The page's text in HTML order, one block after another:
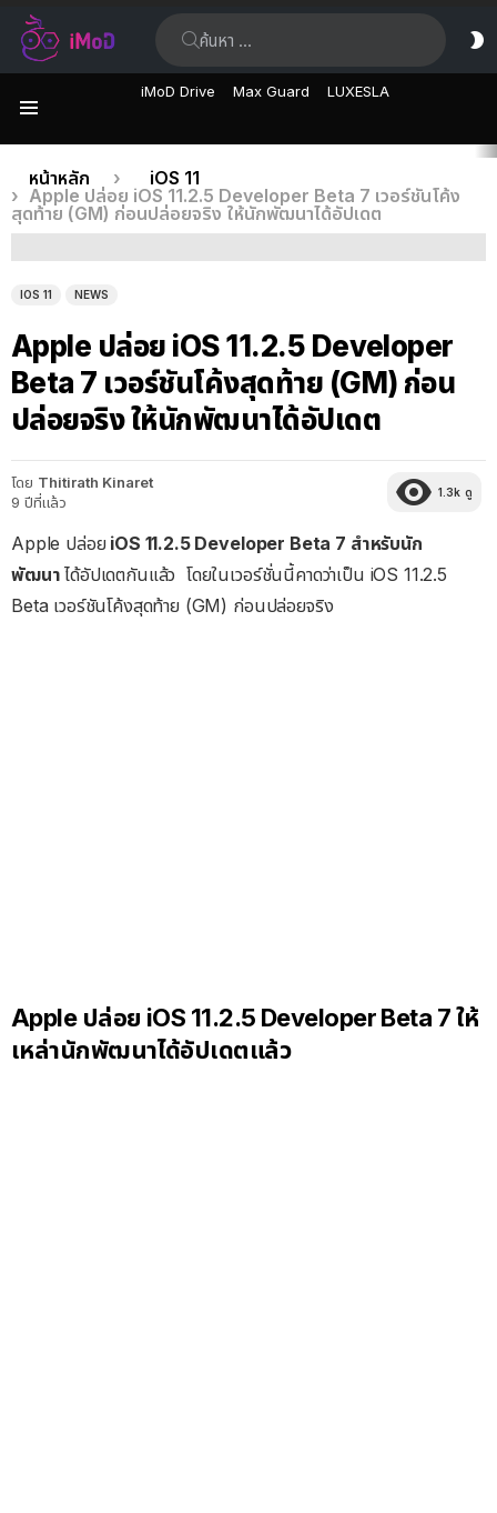
iMoD Drive Max Guard LUXESLA
เรื่อง
ล่าสุด
คุณอยู่ที่นี่:
หน้าหลัก
iOS 11
Apple ปล่อย iOS 11.2.5 Developer Beta 7 เวอร์ชันโค้ง
สุดท้าย (GM) ก่อนปล่อยจริง ให้นักพัฒนาได้อัปเดต
IOS 11 NEWS
Apple ปล่อย iOS 11.2.5 Developer
Beta 7 เวอร์ชันโค้งสุดท้าย (GM) ก่อน
ปล่อยจริง ให้นักพัฒนาได้อัปเดต
โดย Thitirath Kinaret
9 ปีที่แล้ว
1.3k ดู
Apple ปล่อย iOS 11.2.5 Developer Beta 7 สำหรับนัก
พัฒนาได้อัปเดตกันแล้ว โดยในเวอร์ชั่นนี้คาดว่าเป็น iOS 11.2.5
Beta เวอร์ชันโค้งสุดท้าย (GM) ก่อนปล่อยจริง
Apple ปล่อย iOS 11.2.5 Developer Beta 7 ให้
เหล่านักพัฒนาได้อัปเดตแล้ว